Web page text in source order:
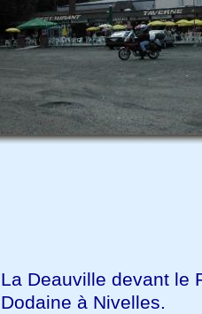
La Deauville devant le
Dodaine à Nivelles.